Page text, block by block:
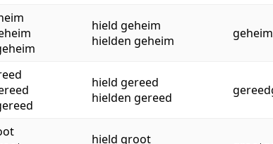
hield geheim
hielden geheim
hield gereed
hielden gereed
hield groot